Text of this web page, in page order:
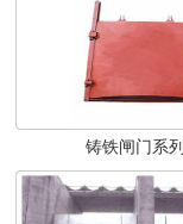
铸铁闸门系列